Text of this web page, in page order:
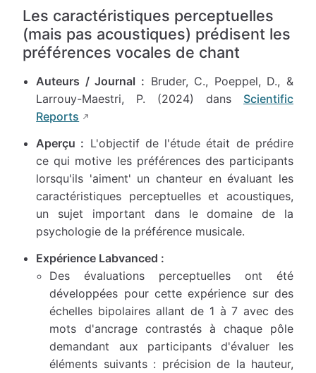
Les caractéristiques perceptuelles
(mais pas acoustiques) prédisent les
préférences vocales de chant
Auteurs / Journal : Bruder, C., Poeppel, D., &
Larrouy-Maestri, P. (2024) dans Scientific
Reports
Aperçu : L'objectif de l'étude était de prédire
ce qui motive les préférences des participants
lorsqu'ils 'aiment' un chanteur en évaluant les
caractéristiques perceptuelles et acoustiques,
un sujet important dans le domaine de la
psychologie de la préférence musicale.
Expérience Labvanced :
Des évaluations perceptuelles ont été
développées pour cette expérience sur des
échelles bipolaires allant de 1 à 7 avec des
mots d'ancrage contrastés à chaque pôle
demandant aux participants d'évaluer les
éléments suivants : précision de la hauteur,